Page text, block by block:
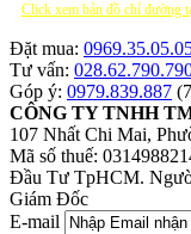
Click xem bản đồ chỉ đường
Đặt mua:
Tư vấn:
Góp ý: 0979.839.887
CÔNG TY TNHH
107 Nhất Chi Mai,
Mã số thuế:
Đầu Tư TpHCM.
Giám Đốc
E-mail